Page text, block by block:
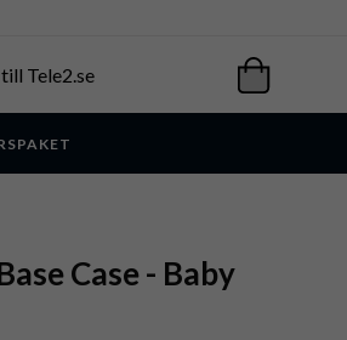
Tele2.se
Case - Baby